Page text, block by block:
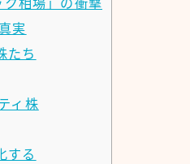
相場」の衝撃
実
たち
ィ株
する